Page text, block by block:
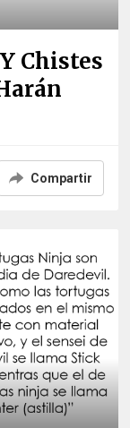
Chistes
Compartir